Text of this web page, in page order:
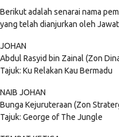
Berikut adalah senarai nama
yang telah dianjurkan oleh
JOHAN
Abdul Rasyid bin Zainal (Zon
Tajuk: Ku Relakan Kau Bermadu
NAIB JOHAN
Bunga Kejuruteraan (Zon
Tajuk: George of The Jungle